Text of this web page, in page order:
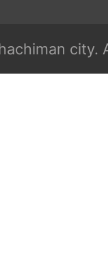
city.